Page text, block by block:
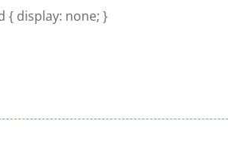
{ display: none; }